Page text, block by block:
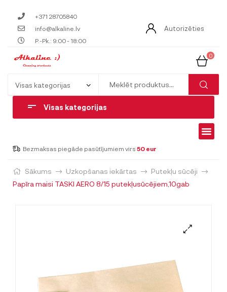
+371 28705840
info@alkaline.lv
P.-Pk.: 9:00 - 18:00
Autorizēties
0
Visas kategorijas
Bezmaksas piegāde pasūtījumiem virs 50 eur
Sākums Uzkopšanas iekārtas
Putekļu sūcēji
Papīra maisi TASKI AERO 8/15 putekļusūcējiem,10gab